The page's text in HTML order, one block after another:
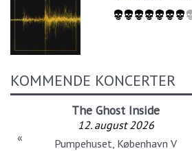
KOMMENDE KONCERTER
The Ghost Inside
12. august 2026
Pumpehuset, København V
«